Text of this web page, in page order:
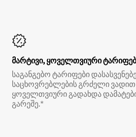
მარტივი, ყოველთვიური
საგანგებო ტარიფები
საცხოვრებლების გრძელი ვადით
ყოველთვიური გადახდა
გარეშე.*